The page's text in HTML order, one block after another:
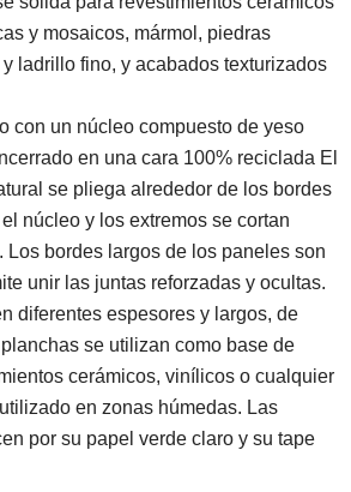
y mosaicos, mármol, piedras
ladrillo fino, y acabados texturizados
con un núcleo compuesto de yeso
en una cara 100% reciclada El
se pliega alrededor de los bordes
núcleo y los extremos se cortan
Los bordes largos de los paneles son
unir las juntas reforzadas y ocultas.
diferentes espesores y largos, de
se utilizan como base de
cerámicos, vinílicos o cualquier
en zonas húmedas. Las
por su papel verde claro y su tape